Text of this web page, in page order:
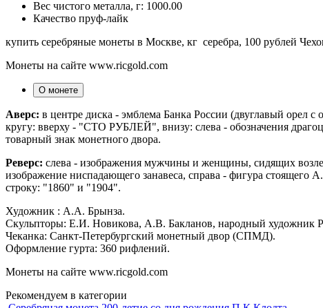
Вес чистого металла, г: 1000.00
Качество пруф-лайк
купить серебряные монеты в Москве, кг серебра, 100 рублей
Монеты на сайте www.ricgold.com
О монете
Аверс: в центре диска - эмблема Банка России (двуглавый
кругу: вверху - "СТО РУБЛЕЙ", внизу: слева - обозначения
товарный знак монетного двора.
Реверс: слева - изображения мужчины и женщины, сидящих
изображение ниспадающего занавеса, справа - фигура
строку: "1860" и "1904".
Художник : А.А. Брынза.
Скульпторы: Е.И. Новикова, А.В. Бакланов, народный художник
Чеканка: Санкт-Петербургский монетный двор (СПМД).
Оформление гурта: 360 рифлений.
Монеты на сайте www.ricgold.com
Рекомендуем в категории